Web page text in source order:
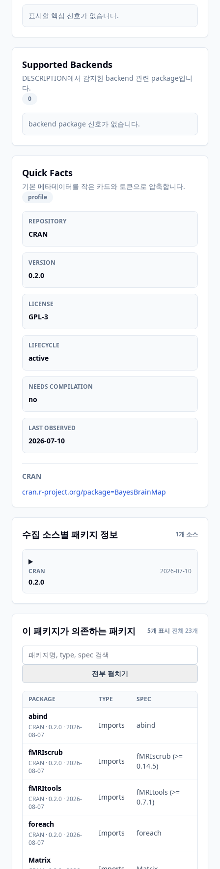
표시할 핵심 신호가 없습니다.
Supported Backends
DESCRIPTION에서 감지한 backend 관련 package입니
다.
0
backend package 신호가 없습니다.
Quick Facts
기본 메타데이터를 작은 카드와 토큰으로 압축합니다.
profile
REPOSITORY
CRAN
VERSION
0.2.0
LICENSE
GPL-3
LIFECYCLE
active
NEEDS COMPILATION
no
LAST OBSERVED
2026-07-10
CRAN
cran.r-project.org/package=BayesBrainMap
수집 소스별 패키지 정보 1개 소스
CRAN
0.2.0
2026-07-10
이 패키지가 의존하는 패키지 5개 표시 전체 23개
전부 펼치기
PACKAGE TYPE SPEC
abind
CRAN · 0.2.0 · 2026-
08-07
Imports abind
fMRIscrub
CRAN · 0.2.0 · 2026-
08-07
Imports
fMRIscrub (>=
0.14.5)
fMRItools
CRAN · 0.2.0 · 2026-
08-07
Imports
fMRItools (>=
0.7.1)
foreach
CRAN · 0.2.0 · 2026-
08-07
Imports foreach
Matrix